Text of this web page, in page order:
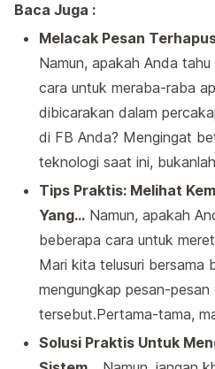
Baca Juga :
Melacak Pesan
Namun, apakah Anda
cara untuk meraba-raba
dibicarakan dalam
di FB Anda? Mengingat
teknologi saat ini,
Tips Praktis: Melihat
Yang… Namun, apakah
beberapa cara untuk
Mari kita telusuri bersama
mengungkap pesan-
tersebut.Pertama-tama,
Solusi Praktis Untuk